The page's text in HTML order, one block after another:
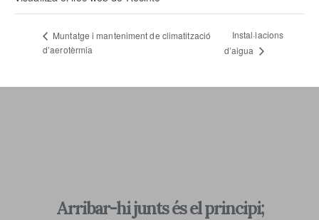
Muntatge i manteniment de climatització
d’aerotèrmia
Instal·lacions
d’aigua
Arribar-hi junts és el principi;